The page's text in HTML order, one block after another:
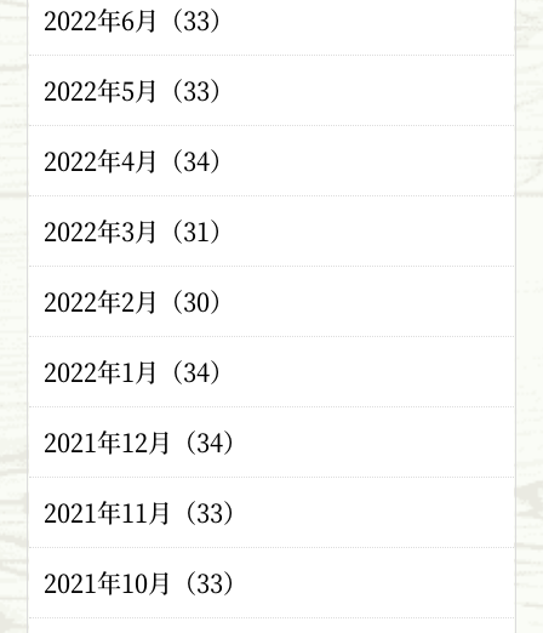
2022年6月（33）
2022年5月（33）
2022年4月（34）
2022年3月（31）
2022年2月（30）
2022年1月（34）
2021年12月（34）
2021年11月（33）
2021年10月（33）